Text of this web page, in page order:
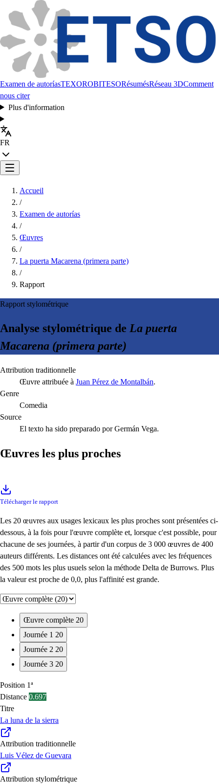
Examen de autoríasTEXOROBITESORésumésRéseau 3DComment
nous citer
Plus d'information
FR
Accueil
/
Examen de autorías
/
Œuvres
/
La puerta Macarena (primera parte)
/
Rapport
Rapport stylométrique
Analyse stylométrique de La puerta
Macarena (primera parte)
Attribution traditionnelle
Œuvre attribuée à Juan Pérez de Montalbán.
Genre
Comedia
Source
El texto ha sido preparado por Germán Vega.
Œuvres les plus proches
Télécharger le rapport
Les 20 œuvres aux usages lexicaux les plus proches sont présentées ci-
dessous, à la fois pour l'œuvre complète et, lorsque c'est possible, pour
chacune de ses journées, à partir d'un corpus de 3 000 œuvres de 400
auteurs différents. Les distances ont été calculées avec les fréquences
des 500 mots les plus usuels selon la méthode Delta de Burrows. Plus
la valeur est proche de 0,0, plus l'affinité est grande.
Œuvre complète 20
Journée 1 20
Journée 2 20
Journée 3 20
Position 1ª
Distance 0.697
Titre
La luna de la sierra
Attribution traditionnelle
Luis Vélez de Guevara
Attribution stylométrique